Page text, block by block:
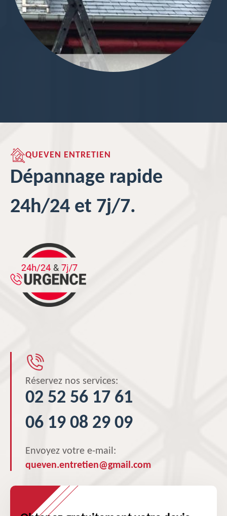
QUEVEN ENTRETIEN
Dépannage rapide
24h/24 et 7j/7.
Réservez nos services:
02 52 56 17 61
06 19 08 29 09
Envoyez votre e-mail:
queven.entretien@gmail.com